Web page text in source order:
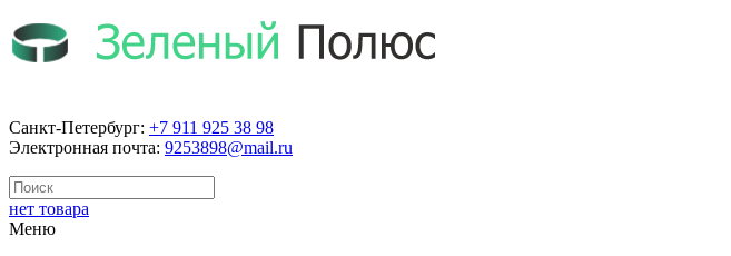
Санкт-Петербург: +7 911 925 38 98
Электронная почта: 9253898@mail.ru
нет товара
Меню